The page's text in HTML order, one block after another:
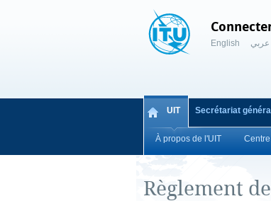
English عربي
UIT
À propos de l'UIT
Secrétariat général
Règlement